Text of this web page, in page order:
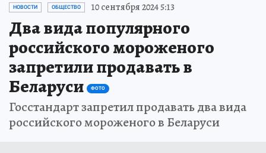
НОВОСТИ ОБЩЕСТВО 10 сентября 2024 5:13
Два вида популярного
российского мороженого
запретили продавать в
Беларуси
ФОТО
Госстандарт запретил продавать два вида
российского мороженого в Беларуси